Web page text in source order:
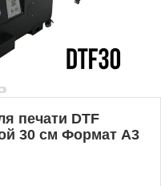
печати DTF
30 см Формат А3